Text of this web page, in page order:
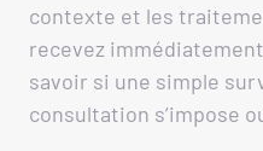
contexte et les
recevez
savoir si une simple
consultation s’impose